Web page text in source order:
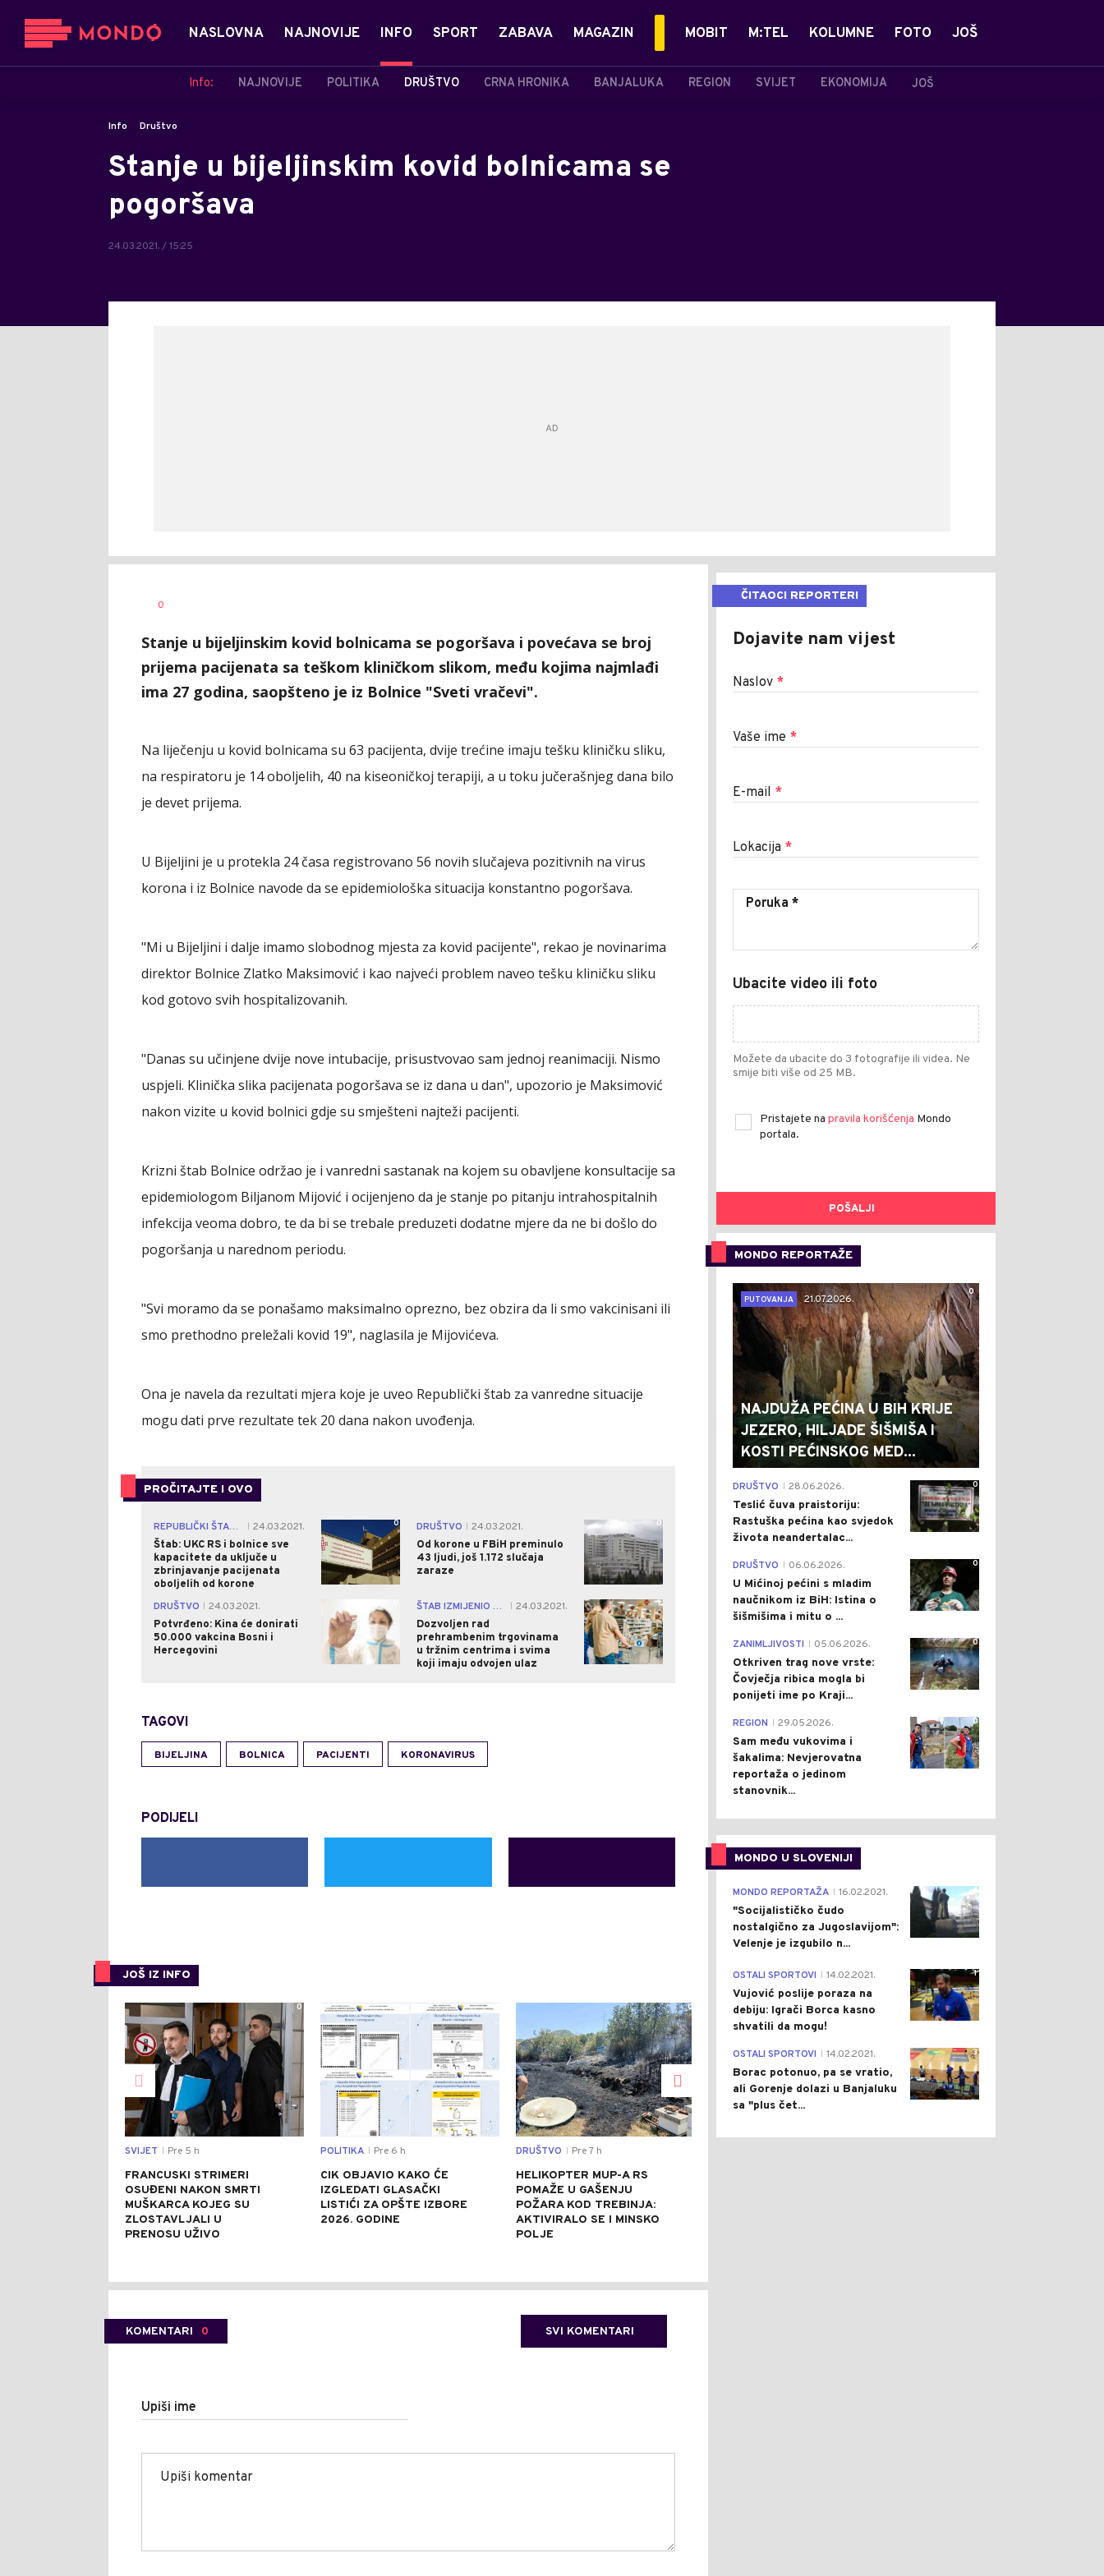
NASLOVNA NAJNOVIJE INFO
Info: NAJNOVIJE POLITIKA DRUŠTVO CRNA HRONIKA BANJALUKA REGION SVIJET EKONOMIJA JOŠ
SPORT ZABAVA MAGAZIN MOBIT M:TEL KOLUMNE FOTO JOŠ
Info Društvo
Stanje u bijeljinskim kovid bolnicama se
pogoršava
24.03.2021. / 15:25
AUTOR
0
Stanje u bijeljinskim kovid bolnicama se pogoršava i povećava se broj
prijema pacijenata sa teškom kliničkom slikom, među kojima najmlađi
ima 27 godina, saopšteno je iz Bolnice "Sveti vračevi".
Na liječenju u kovid bolnicama su 63 pacijenta, dvije trećine imaju tešku kliničku sliku,
na respiratoru je 14 oboljelih, 40 na kiseoničkoj terapiji, a u toku jučerašnjeg dana bilo
je devet prijema.
U Bijeljini je u protekla 24 časa registrovano 56 novih slučajeva pozitivnih na virus
korona i iz Bolnice navode da se epidemiološka situacija konstantno pogoršava.
"Mi u Bijeljini i dalje imamo slobodnog mjesta za kovid pacijente", rekao je novinarima
direktor Bolnice Zlatko Maksimović i kao najveći problem naveo tešku kliničku sliku
kod gotovo svih hospitalizovanih.
"Danas su učinjene dvije nove intubacije, prisustvovao sam jednoj reanimaciji. Nismo
uspjeli. Klinička slika pacijenata pogoršava se iz dana u dan", upozorio je Maksimović
nakon vizite u kovid bolnici gdje su smješteni najteži pacijenti.
Krizni štab Bolnice održao je i vanredni sastanak na kojem su obavljene konsultacije sa
epidemiologom Biljanom Mijović i ocijenjeno da je stanje po pitanju intrahospitalnih
infekcija veoma dobro, te da bi se trebale preduzeti dodatne mjere da ne bi došlo do
pogoršanja u narednom periodu.
"Svi moramo da se ponašamo maksimalno oprezno, bez obzira da li smo vakcinisani ili
smo prethodno preležali kovid 19", naglasila je Mijovićeva.
Ona je navela da rezultati mjera koje je uveo Republički štab za vanredne situacije
mogu dati prve rezultate tek 20 dana nakon uvođenja.
PROČITAJTE I OVO
REPUBLIČKI ŠTAB ZA VANREDNE SITUACIJE
24.03.2021.
Štab: UKC RS i bolnice sve
kapacitete da uključe u
zbrinjavanje pacijenata
oboljelih od korone
0 DRUŠTVO
24.03.2021.
Od korone u FBiH preminulo
43 ljudi, još 1.172 slučaja
zaraze
0
DRUŠTVO
24.03.2021.
Potvrđeno: Kina će donirati
50.000 vakcina Bosni i
Hercegovini
ŠTAB IZMIJENIO ODLUKU
24.03.2021.
Dozvoljen rad
prehrambenim trgovinama
u tržnim centrima i svima
koji imaju odvojen ulaz
1
TAGOVI
BIJELJINA BOLNICA PACIJENTI KORONAVIRUS
PODIJELI
JOŠ IZ INFO
0
SVIJET Pre 5 h
FRANCUSKI STRIMERI
OSUĐENI NAKON SMRTI
MUŠKARCA KOJEG SU
ZLOSTAVLJALI U
PRENOSU UŽIVO
0
POLITIKA Pre 6 h
CIK OBJAVIO KAKO ĆE
IZGLEDATI GLASAČKI
LISTIĆI ZA OPŠTE IZBORE
2026. GODINE
0
DRUŠTVO Pre 7 h
HELIKOPTER MUP-A RS
POMAŽE U GAŠENJU
POŽARA KOD TREBINJA:
AKTIVIRALO SE I MINSKO
POLJE
KOMENTARI 0 SVI KOMENTARI
Upiši ime
ČITAOCI REPORTERI
Dojavite nam vijest
Naslov *
Vaše ime *
E-mail *
Lokacija *
Ubacite video ili foto
Možete da ubacite do 3 fotografije ili videa. Ne
smije biti više od 25 MB.
Pristajete na pravila korišćenja Mondo
portala.
POŠALJI
MONDO REPORTAŽE
0
PUTOVANJA
21.07.2026.
NAJDUŽA PEĆINA U BIH KRIJE
JEZERO, HILJADE ŠIŠMIŠA I
KOSTI PEĆINSKOG MED...
0
DRUŠTVO 28.06.2026.
Teslić čuva praistoriju:
Rastuška pećina kao svjedok
života neandertalac...
0
DRUŠTVO 06.06.2026.
U Mićinoj pećini s mladim
naučnikom iz BiH: Istina o
šišmišima i mitu o ...
0
ZANIMLJIVOSTI 05.06.2026.
Otkriven trag nove vrste:
Čovječja ribica mogla bi
ponijeti ime po Kraji...
0
REGION 29.05.2026.
Sam među vukovima i
šakalima: Nevjerovatna
reportaža o jedinom
stanovnik...
MONDO U SLOVENIJI
4
MONDO REPORTAŽA 16.02.2021.
"Socijalističko čudo
nostalgično za Jugoslavijom":
Velenje je izgubilo n...
1
OSTALI SPORTOVI 14.02.2021.
Vujović poslije poraza na
debiju: Igrači Borca kasno
shvatili da mogu!
3
OSTALI SPORTOVI 14.02.2021.
Borac potonuo, pa se vratio,
ali Gorenje dolazi u Banjaluku
sa "plus čet...